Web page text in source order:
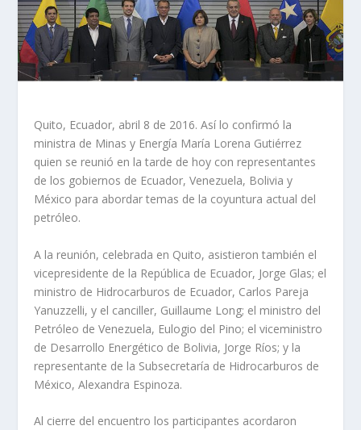
Quito, Ecuador, abril 8 de 2016. Así lo confirmó la
ministra de Minas y Energía María Lorena Gutiérrez
quien se reunió en la tarde de hoy con representantes
de los gobiernos de Ecuador, Venezuela, Bolivia y
México para abordar temas de la coyuntura actual del
petróleo.
A la reunión, celebrada en Quito, asistieron también el
vicepresidente de la República de Ecuador, Jorge Glas; el
ministro de Hidrocarburos de Ecuador, Carlos Pareja
Yanuzzelli, y el canciller, Guillaume Long; el ministro del
Petróleo de Venezuela, Eulogio del Pino; el viceministro
de Desarrollo Energético de Bolivia, Jorge Ríos; y la
representante de la Subsecretaría de Hidrocarburos de
México, Alexandra Espinoza.
Al cierre del encuentro los participantes acordaron